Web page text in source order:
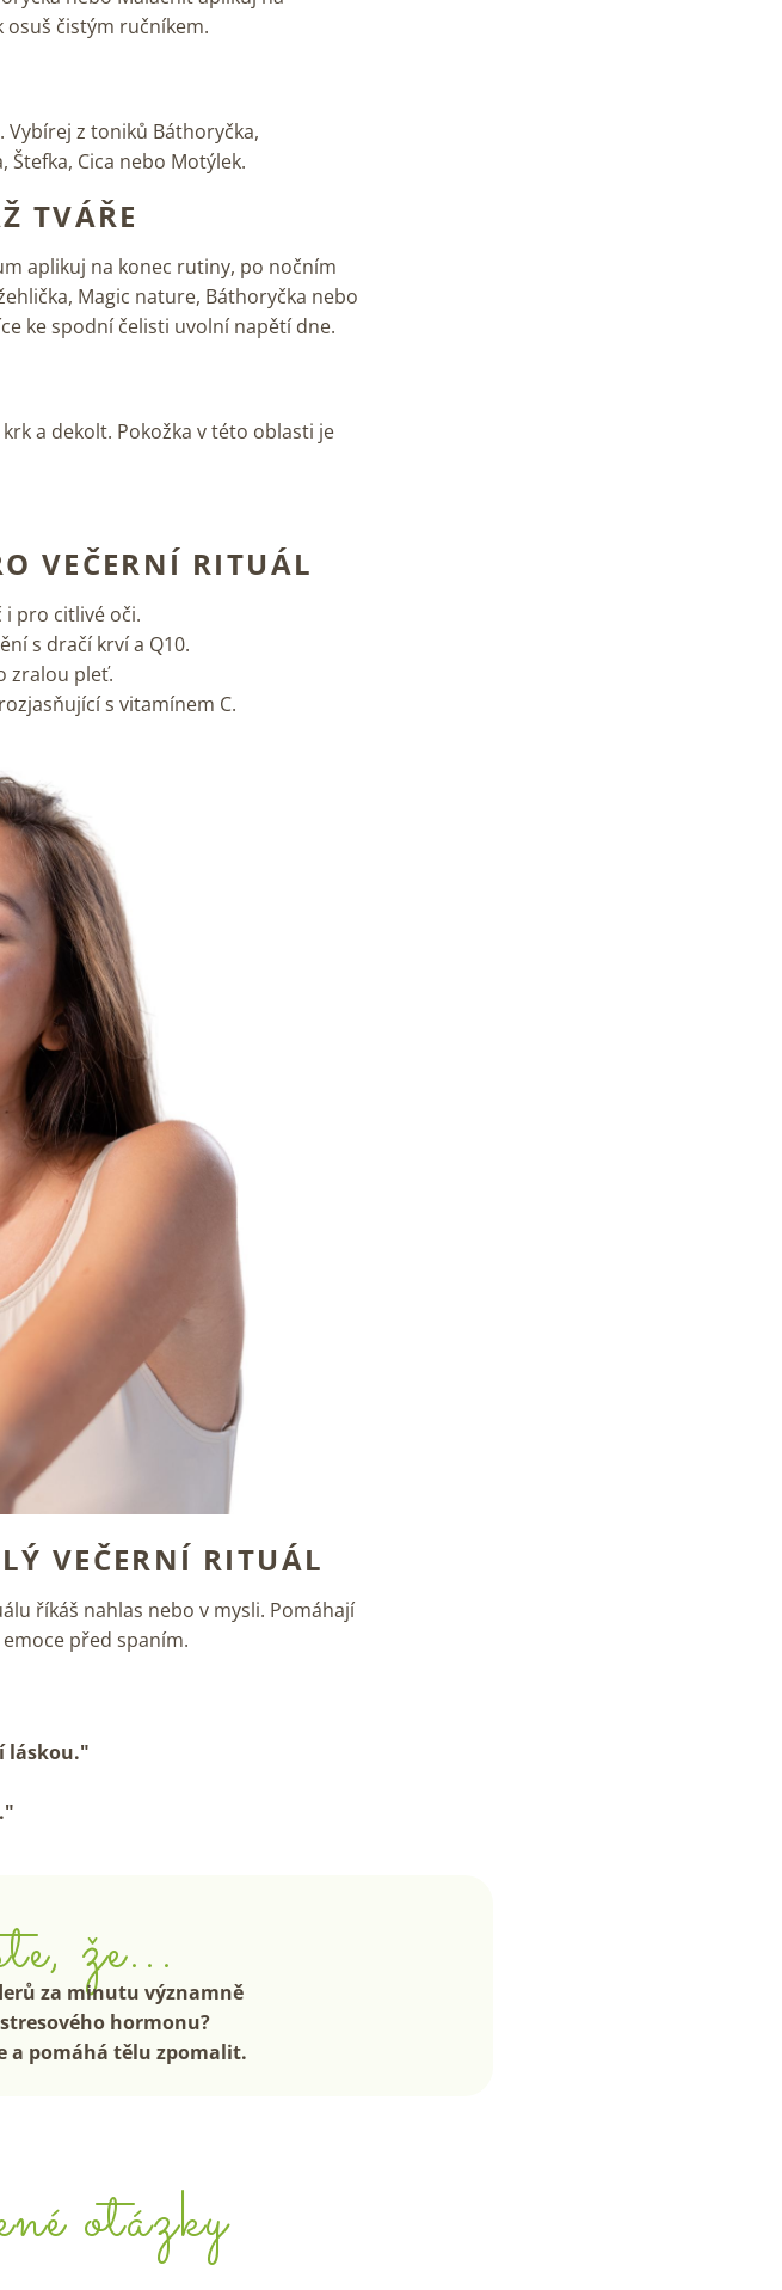
čistým ručníkem.
z toniků Báthoryčka,
Cica nebo Motýlek.
TVÁŘE
aplikuj na konec rutiny, po nočním
Magic nature, Báthoryčka nebo
ke spodní čelisti uvolní napětí dne.
a dekolt. Pokožka v této oblasti je
VEČERNÍ RITUÁL
i pro citlivé oči.
s dračí krví a Q10.
zralou pleť.
rozjasňující s vitamínem C.
VEČERNÍ RITUÁL
říkáš nahlas nebo v mysli. Pomáhají
před spaním.
láskou."
že...
za minutu významně
hormonu?
a pomáhá tělu zpomalit.
otázky